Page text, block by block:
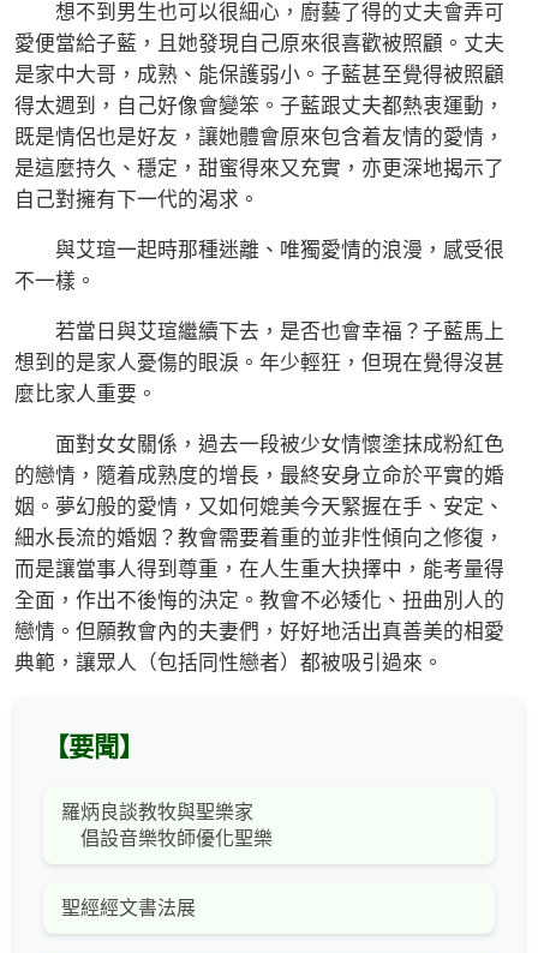
想不到男生也可以很細心，廚藝了得的丈夫會弄可
愛便當給子藍，且她發現自己原來很喜歡被照顧。丈夫
是家中大哥，成熟、能保護弱小。子藍甚至覺得被照顧
得太週到，自己好像會變笨。子藍跟丈夫都熱衷運動，
既是情侶也是好友，讓她體會原來包含着友情的愛情，
是這麼持久、穩定，甜蜜得來又充實，亦更深地揭示了
自己對擁有下一代的渴求。
與艾瑄一起時那種迷離、唯獨愛情的浪漫，感受很
不一樣。
若當日與艾瑄繼續下去，是否也會幸福？子藍馬上
想到的是家人憂傷的眼淚。年少輕狂，但現在覺得沒甚
麼比家人重要。
面對女女關係，過去一段被少女情懷塗抹成粉紅色
的戀情，隨着成熟度的增長，最終安身立命於平實的婚
姻。夢幻般的愛情，又如何媲美今天緊握在手、安定、
細水長流的婚姻？教會需要着重的並非性傾向之修復，
而是讓當事人得到尊重，在人生重大抉擇中，能考量得
全面，作出不後悔的決定。教會不必矮化、扭曲別人的
戀情。但願教會內的夫妻們，好好地活出真善美的相愛
典範，讓眾人（包括同性戀者）都被吸引過來。
【要聞】
羅炳良談教牧與聖樂家
倡設音樂牧師優化聖樂
聖經經文書法展